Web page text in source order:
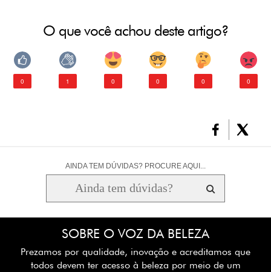
O que você achou deste artigo?
0 1 0 0 0 0
AINDA TEM DÚVIDAS? PROCURE AQUI...
SOBRE O VOZ DA BELEZA
Prezamos por qualidade, inovação e acreditamos que
todos devem ter acesso à beleza por meio de um